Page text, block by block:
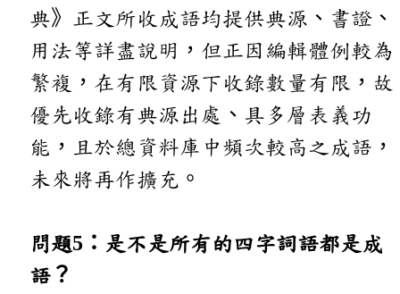
典》正文所收成語均提供典源、書證、
用法等詳盡說明，但正因編輯體例較為
繁複，在有限資源下收錄數量有限，故
優先收錄有典源出處、具多層表義功
能，且於總資料庫中頻次較高之成語，
未來將再作擴充。
問題5：是不是所有的四字詞語都是成
語？